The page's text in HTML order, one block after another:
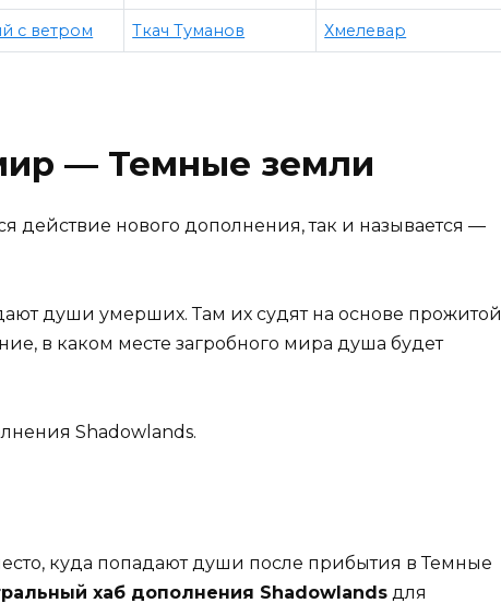
с ветром Ткач Туманов Хмелевар
— Темные земли
действие нового дополнения, так и называется —
души умерших. Там их судят на основе прожитой
в каком месте загробного мира душа будет
Shadowlands.
куда попадают души после прибытия в Темные
хаб дополнения Shadowlands для